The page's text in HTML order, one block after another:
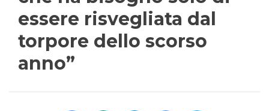
essere risvegliata dal
torpore dello scorso
anno”